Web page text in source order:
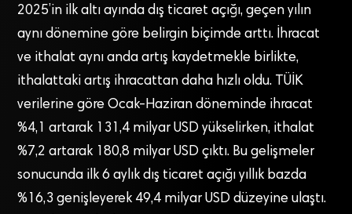
2025’in ilk altı ayında dış ticaret açığı, geçen yılın
aynı dönemine göre belirgin biçimde arttı. İhracat
ve ithalat aynı anda artış kaydetmekle birlikte,
ithalattaki artış ihracattan daha hızlı oldu. TÜİK
verilerine göre Ocak-Haziran döneminde ihracat
%4,1 artarak 131,4 milyar USD yükselirken, ithalat
%7,2 artarak 180,8 milyar USD çıktı. Bu gelişmeler
sonucunda ilk 6 aylık dış ticaret açığı yıllık bazda
%16,3 genişleyerek 49,4 milyar USD düzeyine ulaştı.